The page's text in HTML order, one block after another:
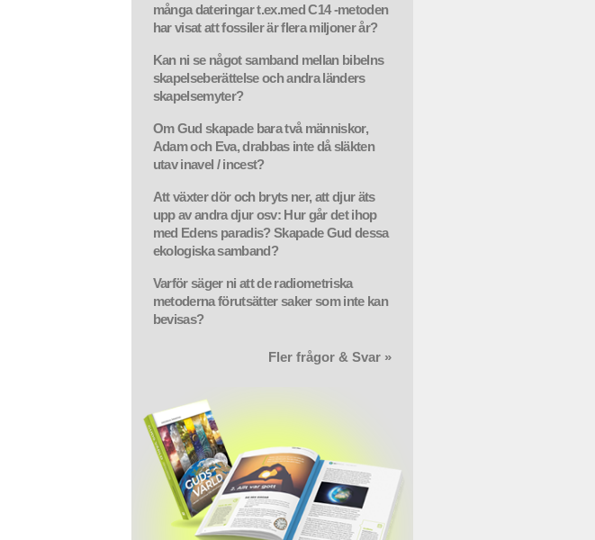
många dateringar t.ex.med C14 -metoden
har visat att fossiler är flera miljoner år?
Kan ni se något samband mellan bibelns
skapelseberättelse och andra länders
skapelsemyter?
Om Gud skapade bara två människor,
Adam och Eva, drabbas inte då släkten
utav inavel / incest?
Att växter dör och bryts ner, att djur äts
upp av andra djur osv: Hur går det ihop
med Edens paradis? Skapade Gud dessa
ekologiska samband?
Varför säger ni att de radiometriska
metoderna förutsätter saker som inte kan
bevisas?
Fler frågor & Svar »